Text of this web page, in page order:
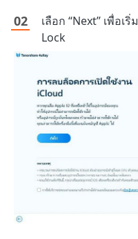
เลือก “Next” เพื่อ
Lock